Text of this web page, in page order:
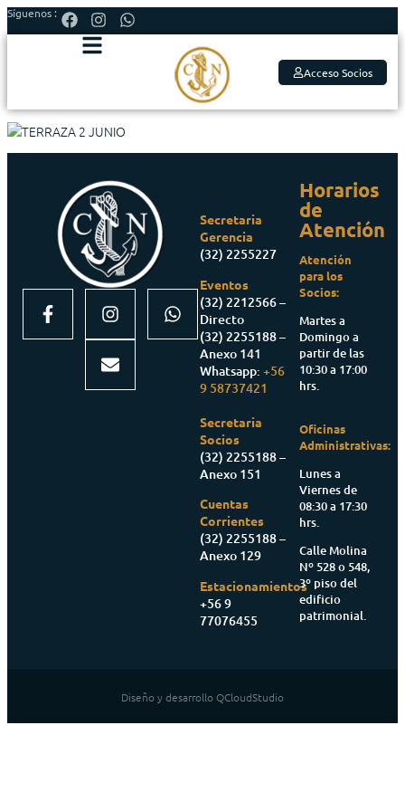
Síguenos :
Acceso Socios
Secretaria
Gerencia
(32) 2255227
Eventos
(32) 2212566 –
Directo
(32) 2255188 –
Anexo 141
Whatsapp:+56
9 58737421
Secretaria
Socios
(32) 2255188 –
Anexo 151
Cuentas
Corrientes
(32) 2255188 –
Anexo 129
Estacionamientos
+56 9
77076455
Horarios
de
Atención
Atención
para los
Socios:
Martes a
Domingo a
partir de las
10:30 a 17:00
hrs.
Oficinas
Administrativas:
Lunes a
Viernes de
08:30 a 17:30
hrs.
Calle Molina
Nº 528 o 548,
3º piso del
edificio
patrimonial.
Diseño y desarrollo QCloudStudio